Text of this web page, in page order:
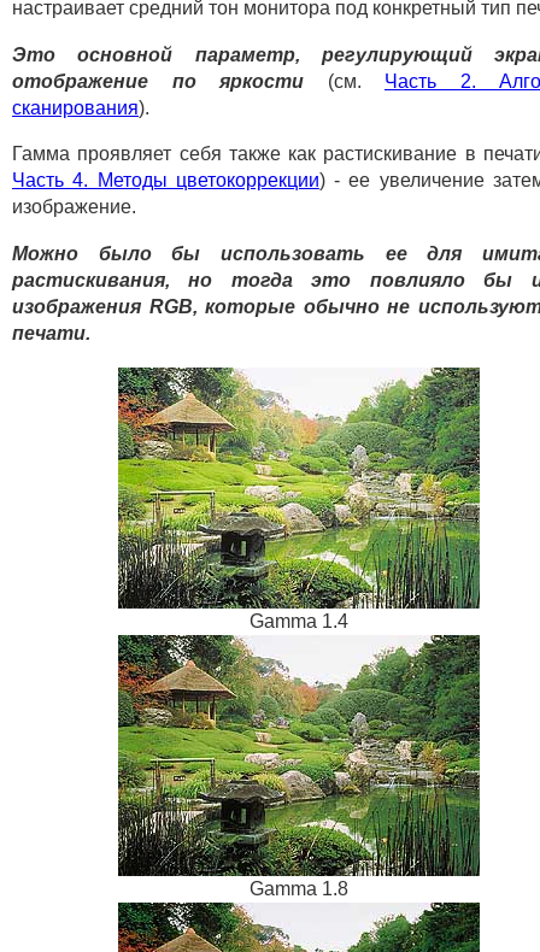
настраивает средний тон монитора под конкретный тип
Это основной параметр, регулирующий
отображение по яркости (см. Часть 2.
сканирования).
Гамма проявляет себя также как растискивание в
Часть 4. Методы цветокоррекции) - ее увеличение
изображение.
Можно было бы использовать ее для
растискивания, но тогда это повлияло бы
изображения RGB, которые обычно не
печати.
Gamma 1.4
Gamma 1.8